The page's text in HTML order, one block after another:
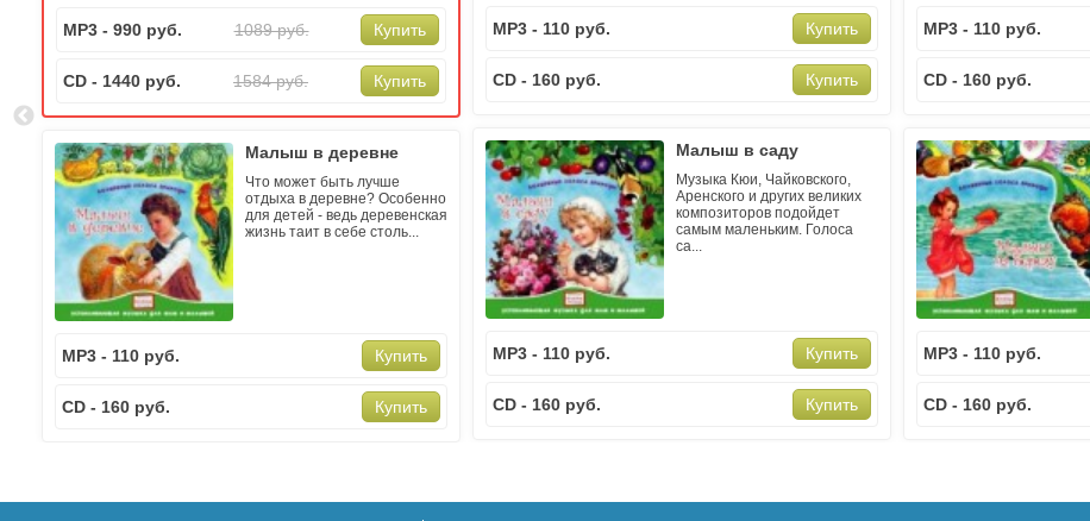
MP3 - 990 руб. 1089 руб. Купить
CD - 1440 руб. 1584 руб. Купить
Малыш в деревне
Что может быть лучше
отдыха в деревне? Особенно
для детей - ведь деревенская
жизнь таит в себе столь...
MP3 - 110 руб. Купить
CD - 160 руб. Купить
MP3 - 110 руб. Купить
CD - 160 руб. Купить
Малыш в саду
Музыка Кюи, Чайковского,
Аренского и других великих
композиторов подойдет
самым маленьким. Голоса
са...
MP3 - 110 руб. Купить
CD - 160 руб. Купить
MP3 - 110 руб.
CD - 160 руб.
MP3 - 110 руб.
CD - 160 руб.